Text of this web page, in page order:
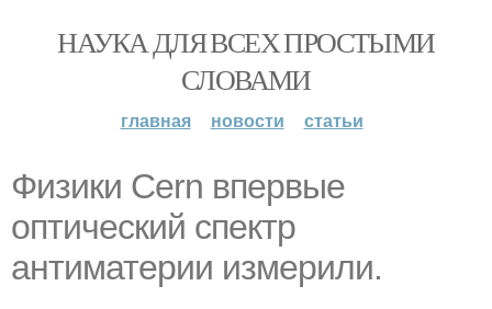
НАУКА ДЛЯ ВСЕХ ПРОСТЫМИ
СЛОВАМИ
главная новости статьи
Физики Cern впервые
оптический спектр
антиматерии измерили.